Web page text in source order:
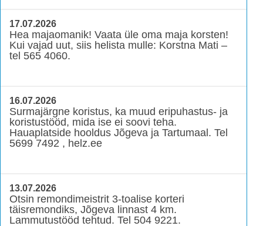
17.07.2026
Hea majaomanik! Vaata üle oma maja korsten!
Kui vajad uut, siis helista mulle: Korstna Mati –
tel 565 4060.
16.07.2026
Surmajärgne koristus, ka muud eripuhastus- ja
koristustööd, mida ise ei soovi teha.
Hauaplatside hooldus Jõgeva ja Tartumaal. Tel
5699 7492 , helz.ee
13.07.2026
Otsin remondimeistrit 3-toalise korteri
täisremondiks, Jõgeva linnast 4 km.
Lammutustööd tehtud. Tel 504 9221.